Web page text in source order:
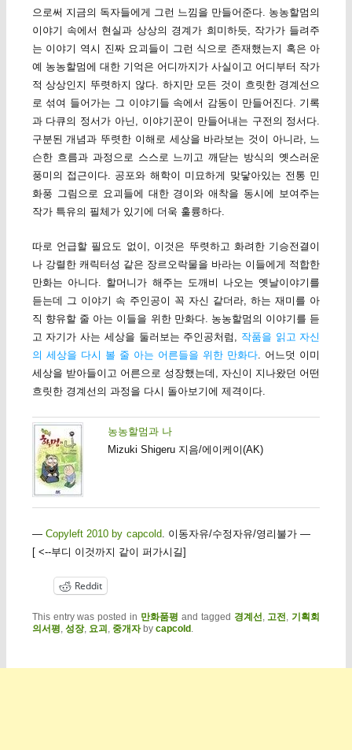
으로써 지금의 독자들에게 그런 느낌을 만들어준다. 농농할멈의
이야기 속에서 현실과 상상의 경계가 희미하듯, 작가가 들려주
는 이야기 역시 진짜 요괴들이 그런 식으로 존재했는지 혹은 아
예 농농할멈에 대한 기억은 어디까지가 사실이고 어디부터 작가
적 상상인지 뚜렷하지 않다. 하지만 모든 것이 흐릿한 경계선으
로 섞여 들어가는 그 이야기들 속에서 감동이 만들어진다. 기록
과 다큐의 정서가 아닌, 이야기꾼이 만들어내는 구전의 정서다.
구분된 개념과 뚜렷한 이해로 세상을 바라보는 것이 아니라, 느
슨한 흐름과 과정으로 스스로 느끼고 깨닫는 방식의 옛스러운
풍미의 접근이다. 공포와 해학이 미묘하게 맞닿아있는 전통 민
화풍 그림으로 요괴들에 대한 경이와 애착을 동시에 보여주는
작가 특유의 필체가 있기에 더욱 훌륭하다.
따로 언급할 필요도 없이, 이것은 뚜렷하고 화려한 기승전결이
나 강렬한 캐릭터성 같은 장르오락물을 바라는 이들에게 적합한
만화는 아니다. 할머니가 해주는 도깨비 나오는 옛날이야기를
듣는데 그 이야기 속 주인공이 꼭 자신 같더라, 하는 재미를 아
직 향유할 줄 아는 이들을 위한 만화다. 농농할멈의 이야기를 듣
고 자기가 사는 세상을 둘러보는 주인공처럼, 작품을 읽고 자신
의 세상을 다시 볼 줄 아는 어른들을 위한 만화다 . 어느덧 이미
세상을 받아들이고 어른으로 성장했는데, 자신이 지나왔던 어떤
흐릿한 경계선의 과정을 다시 돌아보기에 제격이다.
농농할멈과 나
Mizuki Shigeru 지음/에이케이(AK)
— Copyleft 2010 by capcold . 이동자유/수정자유/영리불가 —
[ <--부디 이것까지 같이 퍼가시길]
Reddit
This entry was posted in 만화품평 and tagged 경계선,고전,기획회
의서평, 성장, 요괴 , 중개자by capcold .